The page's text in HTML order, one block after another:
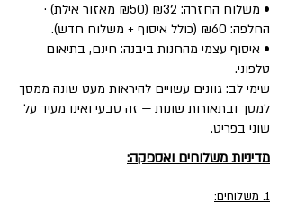
• משלוח החזרה: ₪32 (₪50 מאזור אילת) ·
החלפה: ₪60 (כולל איסוף + משלוח חדש).
• איסוף עצמי מהחנות ביבנה: חינם, בתיאום
טלפוני.
שימי לב: גוונים עשויים להיראות מעט שונה ממסך
למסך ובתאורות שונות — זה טבעי ואינו מעיד על
שוני בפריט.
מדיניות משלוחים ואספקה:
1. משלוחים: